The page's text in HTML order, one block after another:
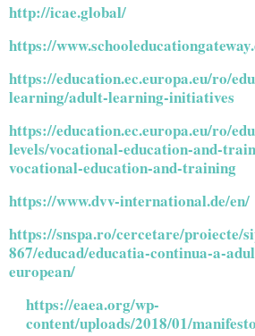
http://icae.global/
https://
https://education.ec.europa.eu/ro/
learning/adult-learning-initiatives
https://education.ec.europa.eu/ro/
levels/vocational-education-and-
vocational-education-and-training
https://www.dvv-international.de/en/
https://snspa.ro/cercetare/proiecte/
867/educad/educatia-continua-a-
european/
https://eaea.org/wp-
content/uploads/2018/01/